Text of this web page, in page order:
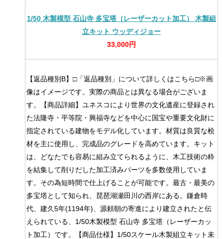
1/50 木製模型 石山寺 多宝塔（レーザーカット加工） 木製組
立キット ウッディジョー
33,000円
【返品種別B】□「返品種別」について詳しくはこちら□※画
像はイメージです。実際の商品とは異なる場合がございま
す。【商品詳細】ユネスコにより世界の文化遺産に登録され
た法隆寺・平等院・興福寺などを中心に国宝や重要文化財に
指定されている建物をモデル化しています。材質は良質な桧
材を主に使用し、完成品のグレードを高めています。キット
は、どなたでも容易に組み立てられるように、木工技術の粋
を結集して削りだした加工済みパーツを多数使用していま
す。その為短時間で仕上げることが可能です。最古・最美の
多宝塔として知られ、琵琶湖瀬田川の西岸にある。鎌倉時
代、建久5年(1194年)、源頼朝の寄進により建立されたと伝
えられている、1/50木製模型 石山寺 多宝塔（レーザーカッ
ト加工）です。【商品仕様】1/50スケール木製組立キット未